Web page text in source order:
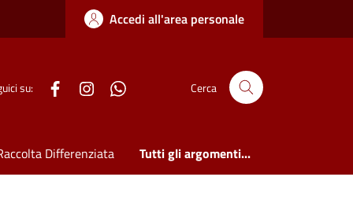
Accedi all'area personale
su: Cerca
Differenziata Tutti gli argomenti...